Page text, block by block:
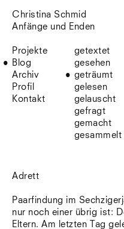
Christina Schmid
Anfänge und Enden
Projekte
Blog
Archiv
Profil
Kontakt
getextet
gesehen
geträumt
gelesen
gelauscht
gefragt
gemacht
gesammelt
Adrett
Paarfindung im
nur noch einer übrig ist:
Eltern. Am letzten Tag